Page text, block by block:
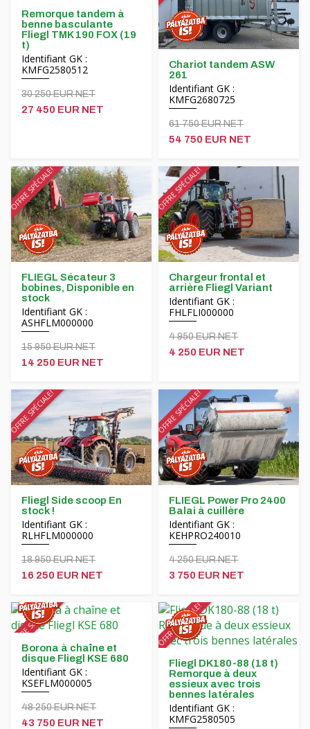
Remorque tandem à
benne basculante
Fliegl TMK 190 FOX (19
t)
Identifiant GK :
KMFG2580512
30 250 EUR NET
27 450 EUR NET
Chariot tandem ASW
261
Identifiant GK :
KMFG2680725
61 750 EUR NET
54 750 EUR NET
OFFRE SPÉCIALE!
FLIEGL Sécateur 3
bobines, Disponible en
stock
Identifiant GK :
ASHFLM000000
15 950 EUR NET
14 250 EUR NET
OFFRE SPÉCIALE!
Chargeur frontal et
arrière Fliegl Variant
Identifiant GK :
FHLFLI000000
4 950 EUR NET
4 250 EUR NET
OFFRE SPÉCIALE!
Fliegl Side scoop En
stock !
Identifiant GK :
RLHFLM000000
18 950 EUR NET
16 250 EUR NET
OFFRE SPÉCIALE!
FLIEGL Power Pro 2400
Balai à cuillère
Identifiant GK :
KEHPRO240010
4 250 EUR NET
3 750 EUR NET
OFFRE SPÉCIALE!
Borona à chaîne et
disque Fliegl KSE 680
Identifiant GK :
KSEFLM000005
48 250 EUR NET
43 750 EUR NET
OFFRE SPÉCIALE!
Fliegl DK180-88 (18 t)
Remorque à deux
essieux avec trois
bennes latérales
Identifiant GK :
KMFG2580505